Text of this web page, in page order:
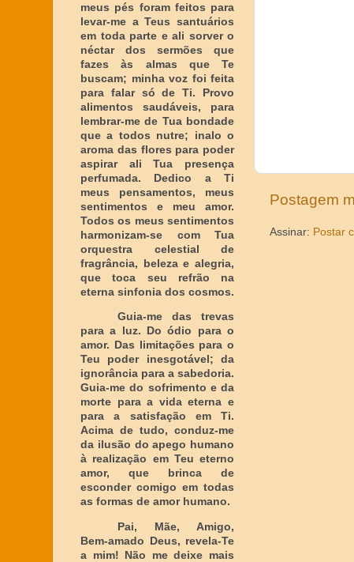
Postagem
Assinar: Postar
meus pés foram feitos para
levar-me a Teus santuários
em toda parte e ali sorver o
néctar dos sermões que
fazes às almas que Te
buscam; minha voz foi feita
para falar só de Ti. Provo
alimentos saudáveis, para
lembrar-me de Tua bondade
que a todos nutre; inalo o
aroma das flores para poder
aspirar ali Tua presença
perfumada. Dedico a Ti
meus pensamentos, meus
sentimentos e meu amor.
Todos os meus sentimentos
harmonizam-se com Tua
orquestra celestial de
fragrância, beleza e alegria,
que toca seu refrão na
eterna sinfonia dos cosmos.
Guia-me das trevas
para a luz. Do ódio para o
amor. Das limitações para o
Teu poder inesgotável; da
ignorância para a sabedoria.
Guia-me do sofrimento e da
morte para a vida eterna e
para a satisfação em Ti.
Acima de tudo, conduz-me
da ilusão do apego humano
à realização em Teu eterno
amor, que brinca de
esconder comigo em todas
as formas de amor humano.
Pai, Mãe, Amigo,
Bem-amado Deus, revela-Te
a mim! Não me deixe mais